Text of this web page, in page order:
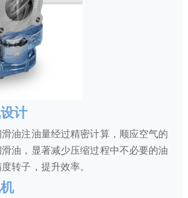
计
油注油量经过精密计算，顺应空气的
油，显著减少压缩过程中不必要的油
转子，提升效率。